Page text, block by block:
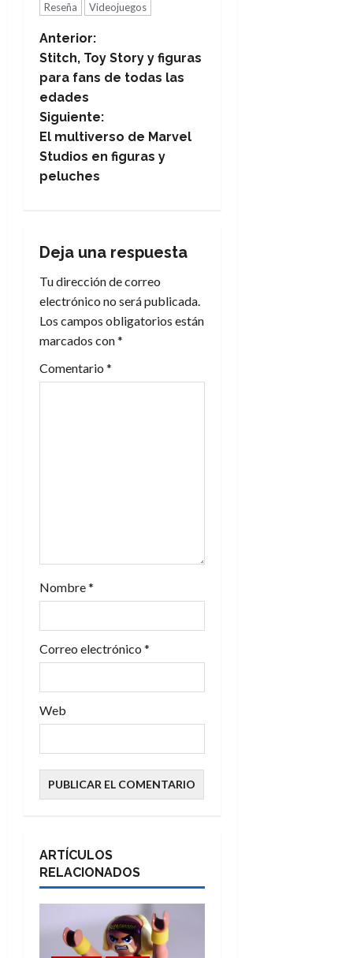
Reseña
Videojuegos
N
a
v
e
g
c
i
ó
n
d
a
d
a
Anterior:
Stitch, Toy Story y figuras
para fans de todas las
edades
Siguiente:
El multiverso de Marvel
Studios en figuras y
peluches
Deja una respuesta
Tu dirección de correo
electrónico no será publicada.
Los campos obligatorios están
marcados con*
Comentario *
Nombre*
Correo electrónico *
Web
ARTÍCULOS
RELACIONADOS